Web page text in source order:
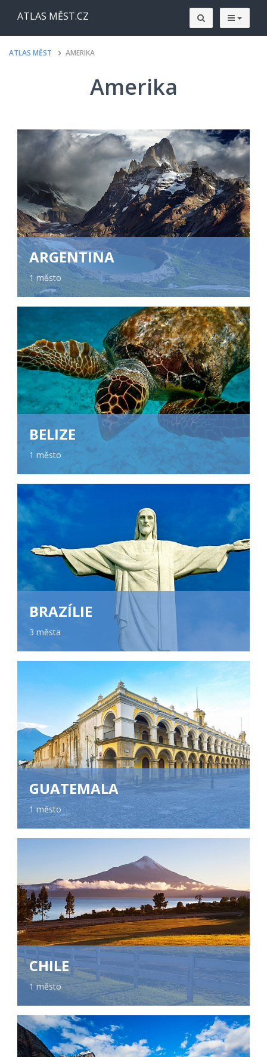
ATLAS MĚST.CZ
ATLAS MĚST AMERIKA
Amerika
ARGENTINA
1 město
BELIZE
1 město
BRAZÍLIE
3 města
GUATEMALA
1 město
CHILE
1 město